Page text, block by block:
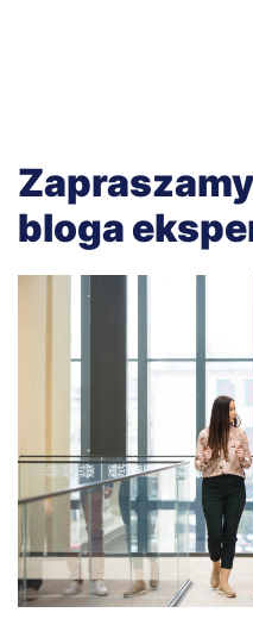
bloga